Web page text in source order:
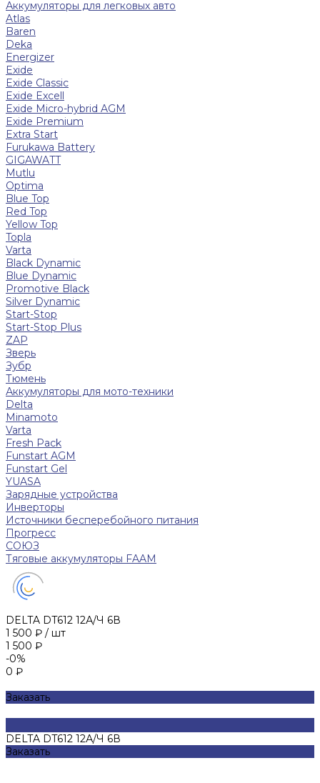
Аккумуляторы для легковых авто
Atlas
Baren
Deka
Energizer
Exide
Exide Classic
Exide Excell
Exide Micro-hybrid AGM
Exide Premium
Extra Start
Furukawa Battery
GIGAWATT
Mutlu
Optima
Blue Top
Red Top
Yellow Top
Topla
Varta
Black Dynamic
Blue Dynamic
Promotive Black
Silver Dynamic
Start-Stop
Start-Stop Plus
ZAP
Зверь
Зубр
Тюмень
Аккумуляторы для мото-техники
Delta
Minamoto
Varta
Fresh Pack
Funstart AGM
Funstart Gel
YUASA
Зарядные устройства
Инверторы
Источники бесперебойного питания
Прогресс
СОЮЗ
Тяговые аккумуляторы FAAM
DELTA DT612 12А/Ч 6В
1 500 ₽ / шт
1 500 ₽
-0%
0 ₽
Заказать
DELTA DT612 12А/Ч 6В
Заказать